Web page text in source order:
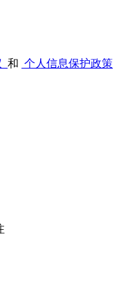
和 个人信息保护政策